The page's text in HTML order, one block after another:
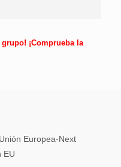
¡Comprueba la
Europea-Next
EU